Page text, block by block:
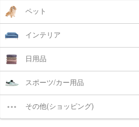
ペット
インテリア
日用品
スポーツ/カー用品
その他(ショッピング)